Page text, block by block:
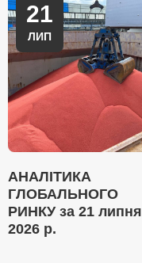
21
ЛИП
АНАЛІТИКА
ГЛОБАЛЬНОГО
РИНКУ за 21 липня
2026 р.